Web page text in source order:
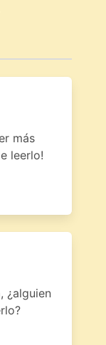
más
leerlo!
¿alguien